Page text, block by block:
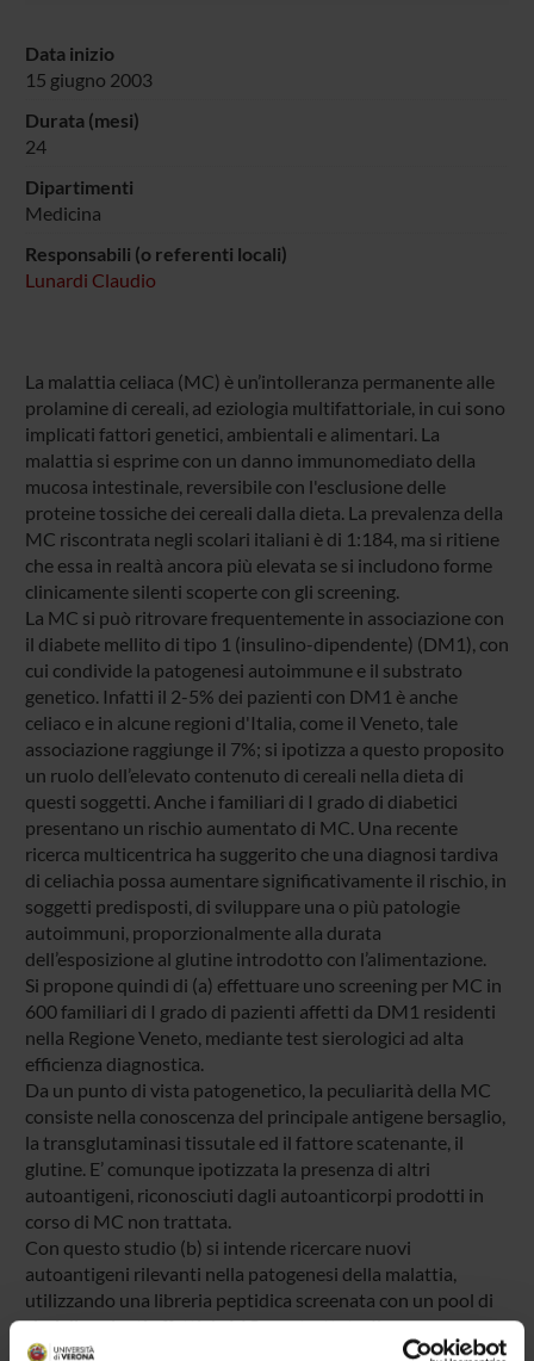
Data inizio
15 giugno 2003
Durata (mesi)
24
Dipartimenti
Medicina
Responsabili (o referenti locali)
Lunardi Claudio
La malattia celiaca (MC) è un’intolleranza permanente alle
prolamine di cereali, ad eziologia multifattoriale, in cui sono
implicati fattori genetici, ambientali e alimentari. La
malattia si esprime con un danno immunomediato della
mucosa intestinale, reversibile con l'esclusione delle
proteine tossiche dei cereali dalla dieta. La prevalenza della
MC riscontrata negli scolari italiani è di 1:184, ma si ritiene
che essa in realtà ancora più elevata se si includono forme
clinicamente silenti scoperte con gli screening.
La MC si può ritrovare frequentemente in associazione con
il diabete mellito di tipo 1 (insulino-dipendente) (DM1), con
cui condivide la patogenesi autoimmune e il substrato
genetico. Infatti il 2-5% dei pazienti con DM1 è anche
celiaco e in alcune regioni d'Italia, come il Veneto, tale
associazione raggiunge il 7%; si ipotizza a questo proposito
un ruolo dell’elevato contenuto di cereali nella dieta di
questi soggetti. Anche i familiari di I grado di diabetici
presentano un rischio aumentato di MC. Una recente
ricerca multicentrica ha suggerito che una diagnosi tardiva
di celiachia possa aumentare significativamente il rischio, in
soggetti predisposti, di sviluppare una o più patologie
autoimmuni, proporzionalmente alla durata
dell’esposizione al glutine introdotto con l’alimentazione.
Si propone quindi di (a) effettuare uno screening per MC in
600 familiari di I grado di pazienti affetti da DM1 residenti
nella Regione Veneto, mediante test sierologici ad alta
efficienza diagnostica.
Da un punto di vista patogenetico, la peculiarità della MC
consiste nella conoscenza del principale antigene bersaglio,
la transglutaminasi tissutale ed il fattore scatenante, il
glutine. E’ comunque ipotizzata la presenza di altri
autoantigeni, riconosciuti dagli autoanticorpi prodotti in
corso di MC non trattata.
Con questo studio (b) si intende ricercare nuovi
autoantigeni rilevanti nella patogenesi della malattia,
utilizzando una libreria peptidica screenata con un pool di
sieri di pazienti affetti da MC non trattata. Il
riconoscimento di tali autoantigeni verrà quindi verificato